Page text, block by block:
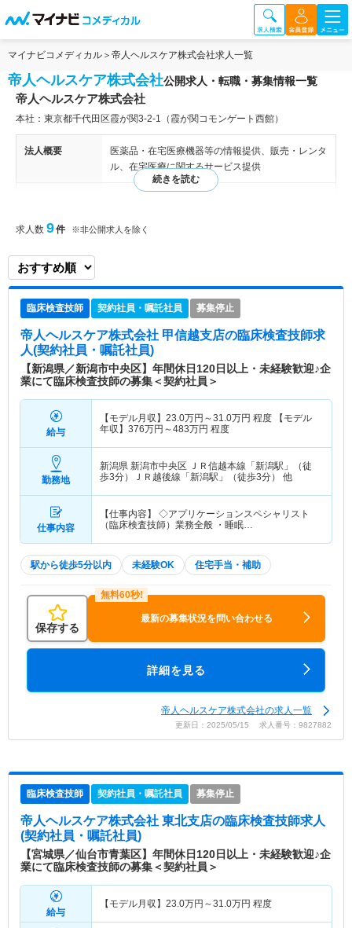
マイナビコメディカル 帝人ヘルスケア株式会社求人一覧
帝人ヘルスケア株式会社公開求人・転職・募集情報一覧
帝人ヘルスケア株式会社
本社：東京都千代田区霞が関3-2-1（霞が関コモンゲート西館）
法人概要
医薬品・在宅医療機器等の情報提供、販売・レンタ
ル、在宅医療に関するサービス提供
す。
求人数 9件 ※非公開求人を除く
臨床検査技師 契約社員・嘱託社員 募集停止
帝人ヘルスケア株式会社 甲信越支店の臨床検査技師求
人(契約社員・嘱託社員)
【新潟県／新潟市中央区】年間休日120日以上・未経験歓迎♪企
業にて臨床検査技師の募集＜契約社員＞
給与
【モデル月収】 23.0万円～31.0万円 程度 【モデル
年収】 376万円～483万円 程度
勤務地
新潟県 新潟市中央区
ＪＲ信越本線「新潟駅」（徒
歩3分）ＪＲ越後線「新潟駅」（徒歩3分） 他
仕事内容
【仕事内容】 ◇アプリケーションスペシャリスト
（臨床検査技師）業務全般 ・睡眠…
駅から徒歩5分以内 未経験OK 住宅手当・補助
保存する
最新の募集状況を問い合わせる
詳細を見る
帝人ヘルスケア株式会社の求人一覧
更新日：2025/05/15 求人番号：9827882
臨床検査技師 契約社員・嘱託社員 募集停止
帝人ヘルスケア株式会社 東北支店の臨床検査技師求人
(契約社員・嘱託社員)
【宮城県／仙台市青葉区】年間休日120日以上・未経験歓迎♪企
業にて臨床検査技師の募集＜契約社員＞
給与
【モデル月収】 23.0万円～31.0万円 程度